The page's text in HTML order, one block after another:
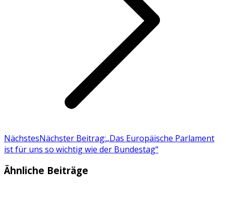
NächstesNächster Beitrag:„Das Europäische Parlament
ist für uns so wichtig wie der Bundestag“
Ähnliche Beiträge